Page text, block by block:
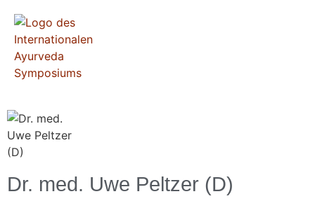
Dr. med. Uwe Peltzer (D)